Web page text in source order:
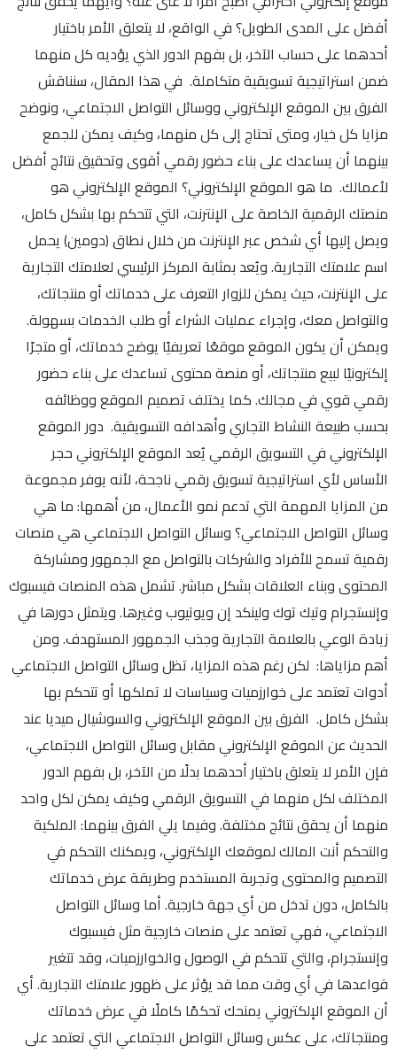
أفضل على المدى الطويل؟ في الواقع، لا يتعلق الأمر باختيار
أحدهما على حساب الآخر، بل بفهم الدور الذي يؤديه كل منهما
ضمن استراتيجية تسويقية متكاملة. في هذا المقال، سنناقش
الفرق بين الموقع الإلكتروني ووسائل التواصل الاجتماعي، ونوضح
مزايا كل خيار، ومتى تحتاج إلى كل منهما، وكيف يمكن للجمع
بينهما أن يساعدك على بناء حضور رقمي أقوى وتحقيق نتائج أفضل
لأعمالك. ما هو الموقع الإلكتروني؟ الموقع الإلكتروني هو
منصتك الرقمية الخاصة على الإنترنت، التي تتحكم بها بشكل كامل،
ويصل إليها أي شخص عبر الإنترنت من خلال نطاق (دومين) يحمل
اسم علامتك التجارية. ويُعد بمثابة المركز الرئيسي لعلامتك التجارية
على الإنترنت، حيث يمكن للزوار التعرف على خدماتك أو منتجاتك،
والتواصل معك، وإجراء عمليات الشراء أو طلب الخدمات بسهولة.
ويمكن أن يكون الموقع موقعًا تعريفيًا يوضح خدماتك، أو متجرًا
إلكترونيًا لبيع منتجاتك، أو منصة محتوى تساعدك على بناء حضور
رقمي قوي في مجالك. كما يختلف تصميم الموقع ووظائفه
بحسب طبيعة النشاط التجاري وأهدافه التسويقية. دور الموقع
الإلكتروني في التسويق الرقمي يُعد الموقع الإلكتروني حجر
الأساس لأي استراتيجية تسويق رقمي ناجحة، لأنه يوفر مجموعة
من المزايا المهمة التي تدعم نمو الأعمال، من أهمها: ما هي
وسائل التواصل الاجتماعي؟ وسائل التواصل الاجتماعي هي منصات
رقمية تسمح للأفراد والشركات بالتواصل مع الجمهور ومشاركة
المحتوى وبناء العلاقات بشكل مباشر. تشمل هذه المنصات فيسبوك
وإنستجرام وتيك توك ولينكد إن ويوتيوب وغيرها. ويتمثل دورها في
زيادة الوعي بالعلامة التجارية وجذب الجمهور المستهدف. ومن
أهم مزاياها: لكن رغم هذه المزايا، تظل وسائل التواصل الاجتماعي
أدوات تعتمد على خوارزميات وسياسات لا تملكها أو تتحكم بها
بشكل كامل. الفرق بين الموقع الإلكتروني والسوشيال ميديا عند
الحديث عن الموقع الإلكتروني مقابل وسائل التواصل الاجتماعي،
فإن الأمر لا يتعلق باختيار أحدهما بدلًا من الآخر، بل بفهم الدور
المختلف لكل منهما في التسويق الرقمي وكيف يمكن لكل واحد
منهما أن يحقق نتائج مختلفة. وفيما يلي الفرق بينهما: الملكية
والتحكم أنت المالك لموقعك الإلكتروني، ويمكنك التحكم في
التصميم والمحتوى وتجربة المستخدم وطريقة عرض خدماتك
بالكامل، دون تدخل من أي جهة خارجية. أما وسائل التواصل
الاجتماعي، فهي تعتمد على منصات خارجية مثل فيسبوك
وإنستجرام، والتي تتحكم في الوصول والخوارزميات، وقد تتغير
قواعدها في أي وقت مما قد يؤثر على ظهور علامتك التجارية. أي
أن الموقع الإلكتروني يمنحك تحكمًا كاملًا في عرض خدماتك
ومنتجاتك، على عكس وسائل التواصل الاجتماعي التي تعتمد على